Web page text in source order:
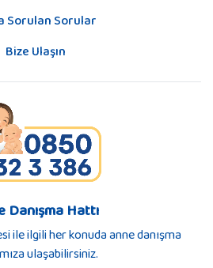
Sorulan Sorular
Bize Ulaşın
Danışma Hattı
ile ilgili her konuda anne danışma
ulaşabilirsiniz.